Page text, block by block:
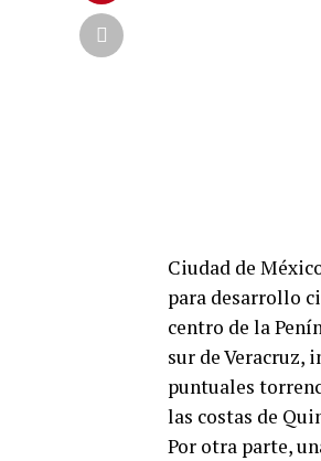
Ciudad de
para desarrollo
centro de la
sur de Veracruz,
puntuales
las costas de
Por otra parte,